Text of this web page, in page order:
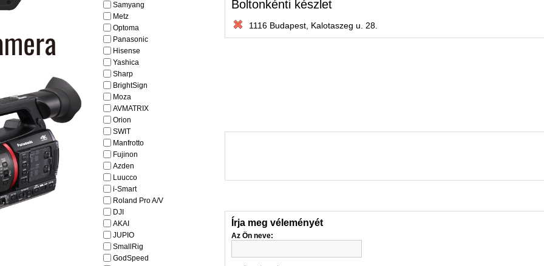
Samyang
Metz
Optoma
Panasonic
Hisense
Yashica
Sharp
BrightSign
Moza
AVMATRIX
Orion
SWIT
Manfrotto
Fujinon
Azden
Luucco
i-Smart
Roland Pro A/V
DJI
AKAI
JUPIO
SmallRig
GodSpeed
Boltonkénti készlet
1116 Budapest, Kalotaszeg u. 28.
Írja meg véleményét
Az Ön neve: